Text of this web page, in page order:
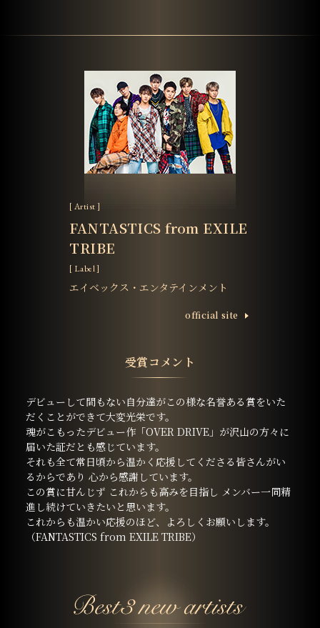
[ Artist ]
FANTASTICS from EXILE
TRIBE
[ Label ]
エイベックス・エンタテインメント
ofﬁcial site
受賞コメント
デビューして間もない自分達がこの様な名誉ある賞をいた
だくことができて大変光栄です。
魂がこもったデビュー作「OVER DRIVE」が沢山の方々に
届いた証だとも感じています。
それも全て常日頃から温かく応援してくださる皆さんがい
るからであり 心から感謝しています。
この賞に甘んじず これからも高みを目指し メンバー一同精
進し続けていきたいと思います。
これからも温かい応援のほど、よろしくお願いします。
（FANTASTICS from EXILE TRIBE）